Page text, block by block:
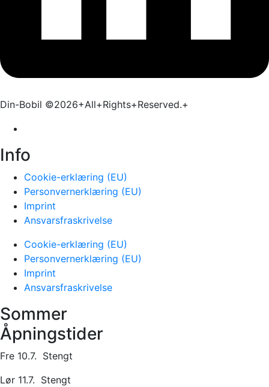
Din-Bobil ©2026+All+Rights+Reserved.+
Info
Cookie-erklæring (EU)
Personvernerklæring (EU)
Imprint
Ansvarsfraskrivelse
Cookie-erklæring (EU)
Personvernerklæring (EU)
Imprint
Ansvarsfraskrivelse
Sommer
Åpningstider
Fre 10.7. Stengt
Lør 11.7. Stengt